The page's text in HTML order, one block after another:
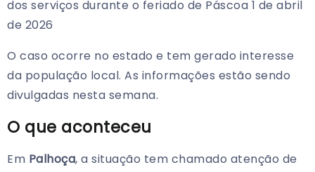
dos serviços durante o feriado de Páscoa 1 de abril
de 2026
O caso ocorre no estado e tem gerado interesse
da população local. As informações estão sendo
divulgadas nesta semana.
O que aconteceu
Em Palhoça, a situação tem chamado atenção de